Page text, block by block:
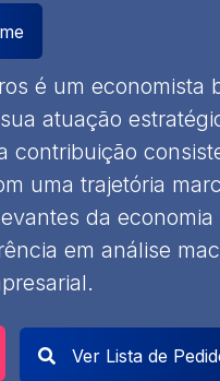
é um economista
atuação
contribuição
uma trajetória
da economia
em análise
Ver Lista de